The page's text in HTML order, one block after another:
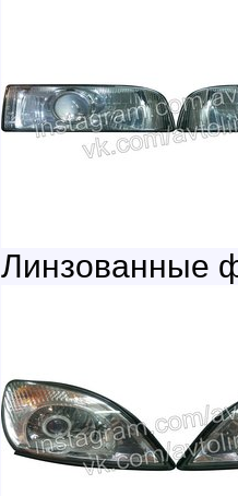
Линзованные